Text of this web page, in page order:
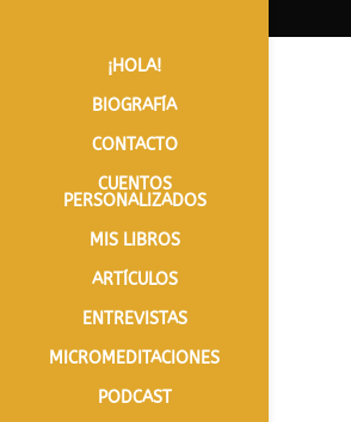
¡HOLA!
BIOGRAFÍA
CONTACTO
CUENTOS
PERSONALIZADOS
MIS LIBROS
ARTÍCULOS
ENTREVISTAS
MICROMEDITACIONES
PODCAST